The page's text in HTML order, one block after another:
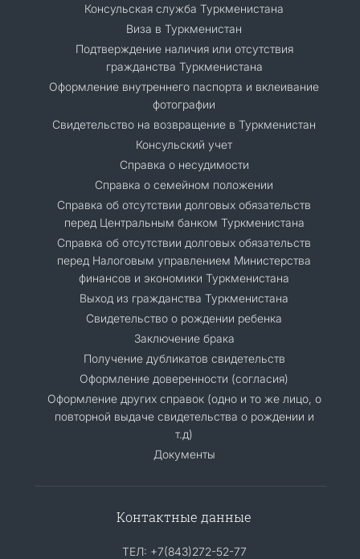
Консульская служба Туркменистана
Виза в Туркменистан
Подтверждение наличия или отсутствия
гражданства Туркменистана
Оформление внутреннего паспорта и вклеивание
фотографии
Свидетельство на возвращение в Туркменистан
Консульский учет
Справка о несудимости
Справка о семейном положении
Cправка об отсутствии долговых обязательств
перед Центральным банком Туркменистана
Справка об отсутствии долговых обязательств
перед Налоговым управлением Министерства
финансов и экономики Туркменистана
Выход из гражданства Туркменистана
Свидетельство о рождении ребенка
Заключение брака
Получение дубликатов свидетельств
Оформление доверенности (согласия)
Оформление других справок (одно и то же лицо, о
повторной выдаче свидетельства о рождении и
т.д)
Документы
Контактные данные
ТЕЛ: +7(843)272-52-77